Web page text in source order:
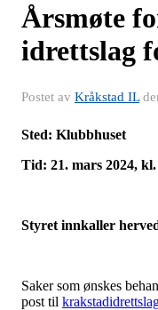
Årsmøte
idrettslag
Postet av Kråkstad IL
Sted: Klubbhuset
Tid: 21. mars 2024, kl.
Styret innkaller
Saker som ønskes
post til